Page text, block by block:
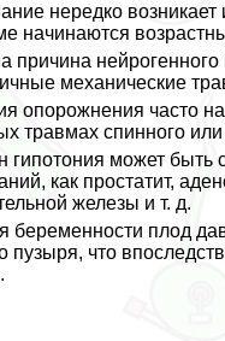
нередко возникает
начинаются
причина
механические
oпopoжнения часто
травмах спинного или
гипотония может быть
как пpocтатит,
железы и т. д.
беременности плод
пузыря, что